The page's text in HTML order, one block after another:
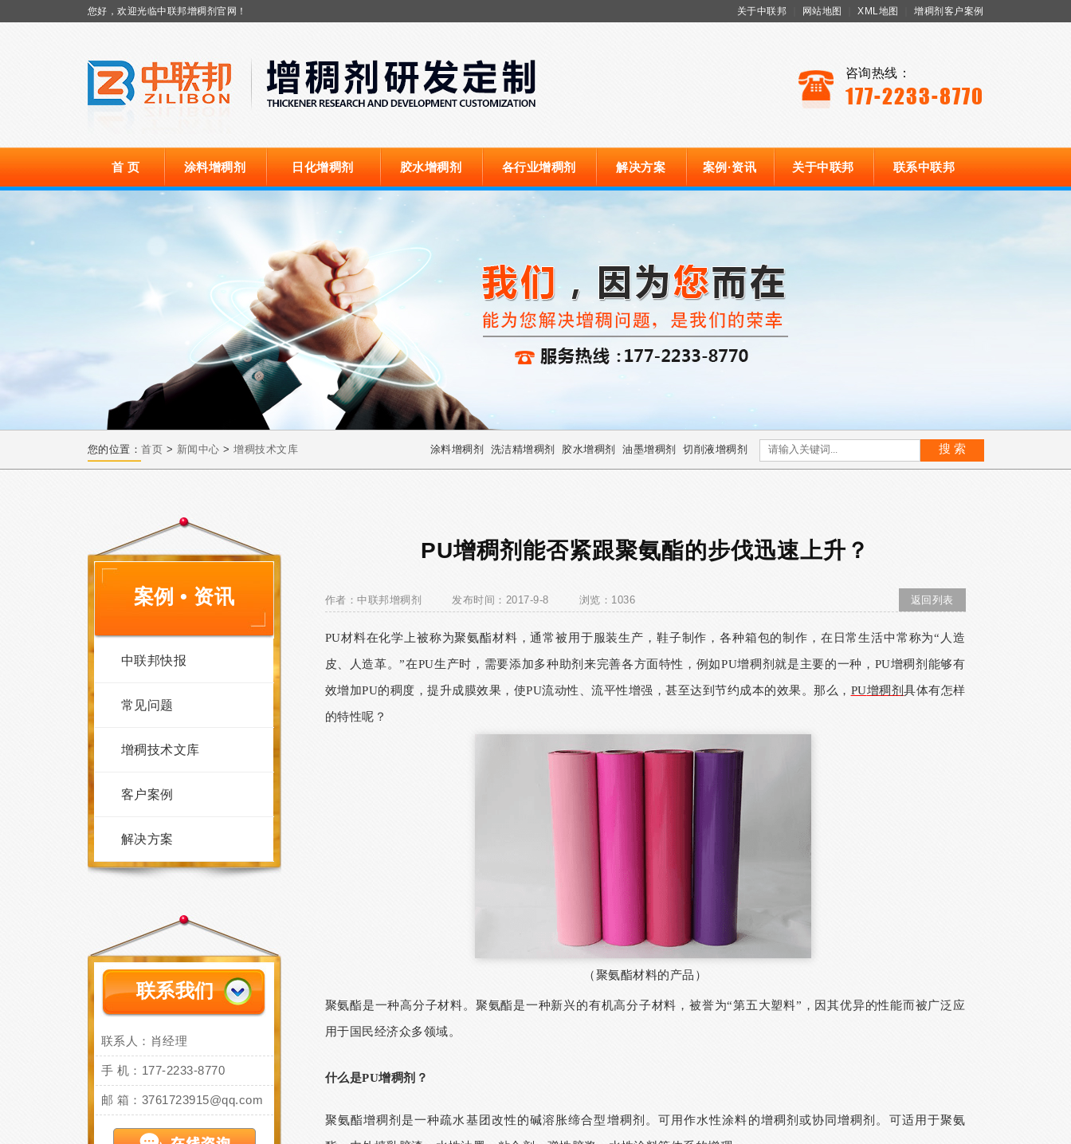
您好，欢迎光临中联邦增稠剂官网！ 关于中联邦 网站地图 XML地图 增稠剂客户案例
咨询热线：
177-2233-8770
首 页 涂料增稠剂 日化增稠剂 胶水增稠剂 各行业增稠剂 解决方案 案例·资讯 关于中联邦 联系中联邦
您的位置： 首页 > 新闻中心 > 增稠技术文库 涂料增稠剂 洗洁精增稠剂 胶水增稠剂 油墨增稠剂 切削液增稠剂
案例 • 资讯
中联邦快报
常见问题
增稠技术文库
客户案例
解决方案
联系我们
联系人：肖经理
手 机：177-2233-8770
邮 箱：3761723915@qq.com
PU增稠剂能否紧跟聚氨酯的步伐迅速上升？
作者：中联邦增稠剂 发布时间：2017-9-8 浏览：1036 返回列表
PU材料在化学上被称为聚氨酯材料，通常被用于服装生产，鞋子制作，各种箱包的制作，在日常生活中常称为“人造
皮、人造革。”在PU生产时，需要添加多种助剂来完善各方面特性，例如PU增稠剂就是主要的一种， PU增稠剂能够有
效增加PU的稠度，提升成膜效果，使PU流动性、流平性增强，甚至达到节约成本的效果。那么， PU增稠剂具体有怎样
的特性呢？
（聚氨酯材料的产品）
聚氨酯是一种高分子材料。聚氨酯是一种新兴的有机高分子材料，被誉为“第五大塑料”，因其优异的性能而被广泛应
用于国民经济众多领域。
什么是PU增稠剂？
聚氨酯增稠剂是一种疏水基团改性的碱溶胀缔合型增稠剂。可用作水性涂料的增稠剂或协同增稠剂。可适用于聚氨